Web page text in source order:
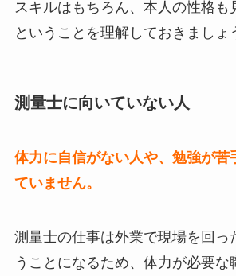
スキルはもちろん、本人の性格も
ということを理解しておきましょ
測量士に向いていない人
体力に自信がない人や、勉強が苦
ていません。
測量士の仕事は外業で現場を回っ
うことになるため、体力が必要な